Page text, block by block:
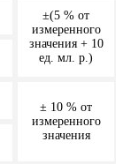
±(5 % от
измеренного
значения + 10
ед. мл. р.)
± 10 % от
измеренного
значения